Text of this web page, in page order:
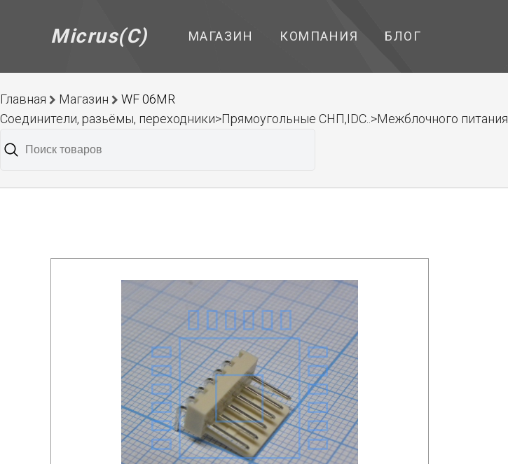
Micrus(C) МАГАЗИН КОМПАНИЯ БЛОГ
Главная Магазин
WF 06MR
Соединители, разьёмы, переходники>Прямоугольные СНП,IDC..>Межблочного питания